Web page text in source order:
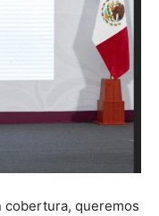
cobertura, queremos